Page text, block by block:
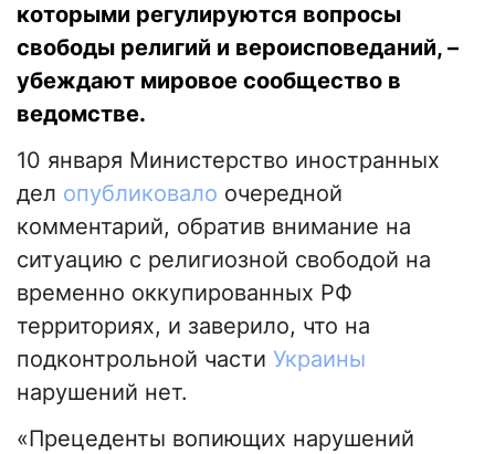
которыми регулируются вопросы
свободы религий и вероисповеданий, –
убеждают мировое сообщество в
ведомстве.
10 января Министерство иностранных
дел опубликовало очередной
комментарий, обратив внимание на
ситуацию с религиозной свободой на
временно оккупированных РФ
территориях, и заверило, что на
подконтрольной части Украины
нарушений нет.
«Прецеденты вопиющих нарушений